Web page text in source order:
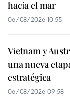
hacia el mar
06/08/2026 10:55
Vietnam y
una nueva
estratégica
06/08/2026 09:58